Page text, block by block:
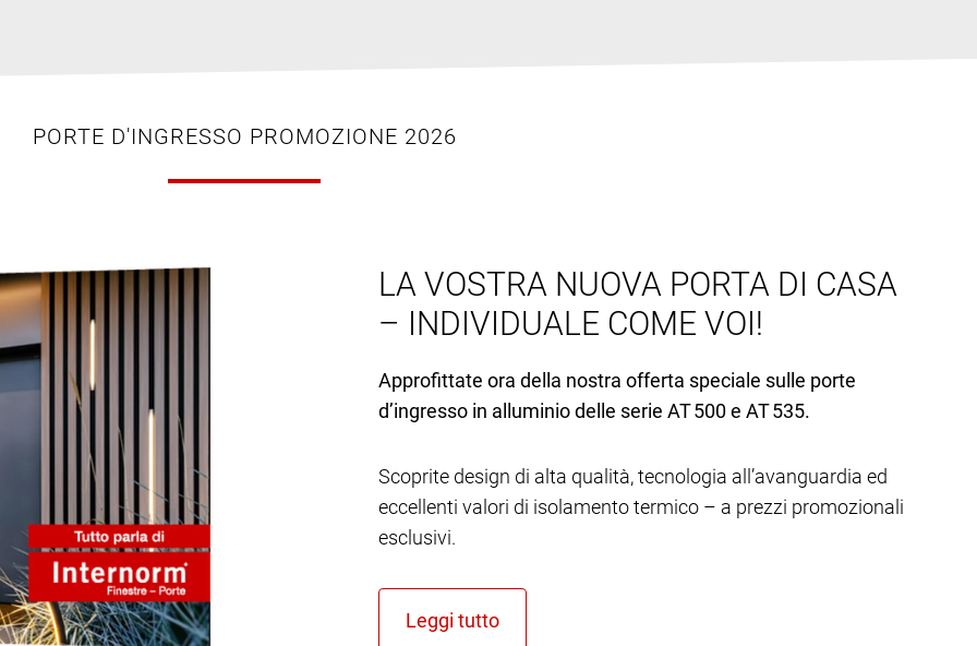
PORTE D'INGRESSO PROMOZIONE 2026
LA VOSTRA NUOVA PORTA DI CASA
– INDIVIDUALE COME VOI!
Approfittate ora della nostra offerta speciale sulle porte
d’ingresso in alluminio delle serie AT 500 e AT 535.
Scoprite design di alta qualità, tecnologia all’avanguardia ed
eccellenti valori di isolamento termico – a prezzi promozionali
esclusivi.